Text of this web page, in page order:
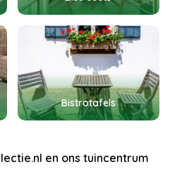
Bistrotafels
en ons tuincentrum